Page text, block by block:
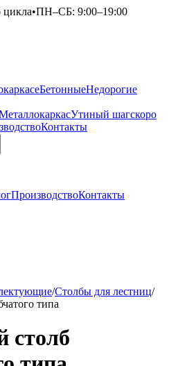
цикла•ПН–СБ: 9:00–19:00
БетонныеНедорогие
Утиный шагскоро
Контакты
ПроизводствоКонтакты
/Столбы для лестниц/
типа
столб